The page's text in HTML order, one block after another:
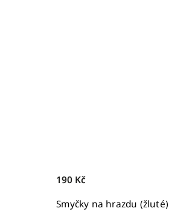
Smyčky na hrazdu (žluté)
190 Kč